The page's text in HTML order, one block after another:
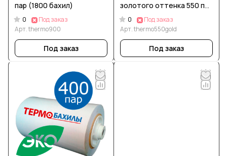
пар (1800 бахил)
0
Под заказ
Арт.thermo900
Под заказ
золотого оттенка 550 пар
(1100 бахил)
0
Под заказ
Арт.thermo550gold
Под заказ